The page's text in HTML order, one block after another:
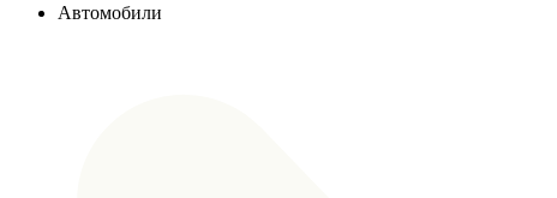
Автомобили